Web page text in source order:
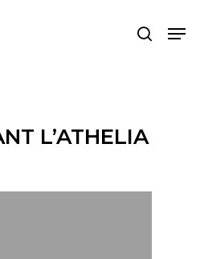
search
L’ATHELIA